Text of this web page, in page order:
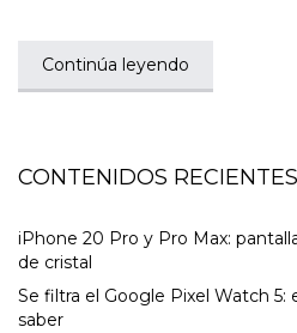
Continúa leyendo
CONTENIDOS RECIENTES
iPhone 20 Pro y Pro Max:
de cristal
Se filtra el Google Pixel Watch
saber